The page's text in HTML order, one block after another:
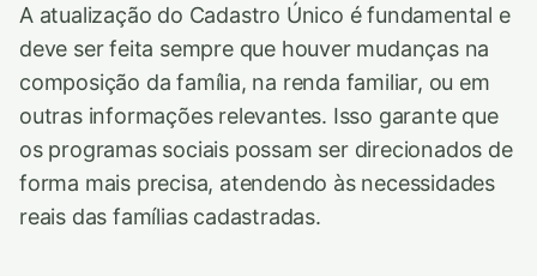
A atualização do Cadastro Único é fundamental e
deve ser feita sempre que houver mudanças na
composição da família, na renda familiar, ou em
outras informações relevantes. Isso garante que
os programas sociais possam ser direcionados de
forma mais precisa, atendendo às necessidades
reais das famílias cadastradas.